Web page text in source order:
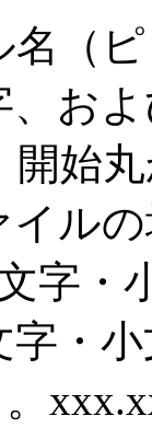
名（
、お
開始
ル
字
・